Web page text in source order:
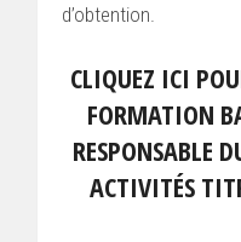
d’obtention.
CLIQUEZ ICI
FORMATION
RESPONSABLE
ACTIVITÉS